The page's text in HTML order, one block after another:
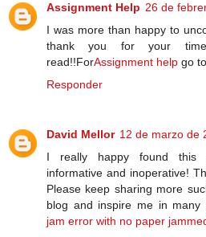
Assignment Help 26 de
I was more than happy to
thank you for your
read!!ForAssignment help go
Responder
David Mellor 12 de marzo de
I really happy found this
informative and inoperative!
Please keep sharing more
blog and inspire me in many
jam error with no paper